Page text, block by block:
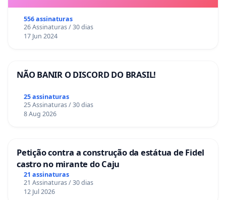
556 assinaturas
26 Assinaturas / 30 dias
17 Jun 2024
NÃO BANIR O DISCORD DO BRASIL!
25 assinaturas
25 Assinaturas / 30 dias
8 Aug 2026
Petição contra a construção da estátua de Fidel
castro no mirante do Caju
21 assinaturas
21 Assinaturas / 30 dias
12 Jul 2026